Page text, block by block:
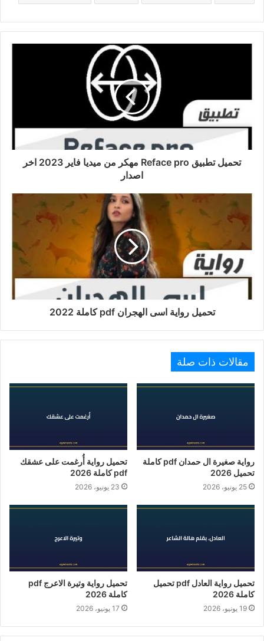
تحميل تطبيق Reface pro مهكر من ميديا فاير 2023 اخر
اصدار
تحميل رواية اسى الهجران pdf كاملة 2022
مقالات ذات صلة
رواية صغيرة ال حمدان pdf كاملة
تحميل 2026
25 يونيو، 2026
تحميل رواية أُرغمت على عشقك
pdf كاملة 2026
23 يونيو، 2026
تحميل رواية العادل pdf تحميل
كاملة 2026
19 يونيو، 2026
تحميل رواية وتيرة الاعرج pdf
كاملة 2026
17 يونيو، 2026